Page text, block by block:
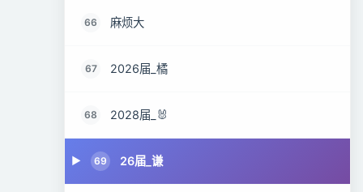
66 麻烦大
67 2026届_橘
68 2028届_🐰
69 26届_谦